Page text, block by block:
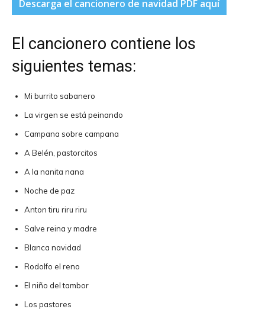
Descarga el cancionero de navidad PDF aquí
El cancionero contiene los
siguientes temas:
Mi burrito sabanero
La virgen se está peinando
Campana sobre campana
A Belén, pastorcitos
A la nanita nana
Noche de paz
Anton tiru riru riru
Salve reina y madre
Blanca navidad
Rodolfo el reno
El niño del tambor
Los pastores